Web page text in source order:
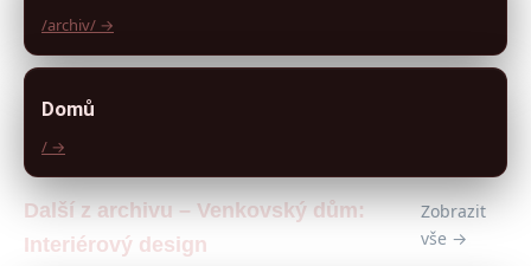
/archiv/ →
Domů
/ →
Další z archivu – Venkovský dům:
Interiérový design
Zobrazit
vše →